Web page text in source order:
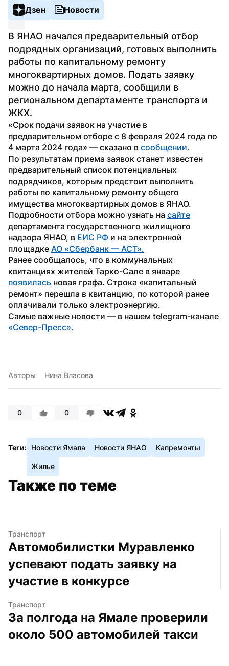
Дзен
Новости
В ЯНАО начался предварительный отбор
подрядных организаций, готовых выполнить
работы по капитальному ремонту
многоквартирных домов. Подать заявку
можно до начала марта, сообщили в
региональном департаменте транспорта и
ЖКХ.
«Срок подачи заявок на участие в
предварительном отборе с 8 февраля 2024 года по
4 марта 2024 года» — сказано в сообщении.
По результатам приема заявок станет известен
предварительный список потенциальных
подрядчиков, которым предстоит выполнить
работы по капитальному ремонту общего
имущества многоквартирных домов в ЯНАО.
Подробности отбора можно узнать на сайте
департамента государственного жилищного
надзора ЯНАО, в ЕИС РФ и на электронной
площадке АО «Сбербанк — АСТ».
Ранее сообщалось, что в коммунальных
появилась новая графа. Строка «капитальный
ремонт» перешла в квитанцию, по которой ранее
оплачивали только электроэнергию.
«Север-Пресс».
Авторы Нина Власова
0 0
Теги: Новости Ямала Новости ЯНАО Капремонты
Жилье
Также по теме
Транспорт
Автомобилистки Муравленко
успевают подать заявку на
участие в конкурсе
Транспорт
За полгода на Ямале проверили
около 500 автомобилей такси